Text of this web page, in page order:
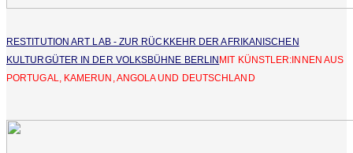
RESTITUTION ART LAB - ZUR RÜCKKEHR DER AFRIKANISCHEN
KULTURGÜTER IN DER VOLKSBÜHNE BERLIN MIT KÜNSTLER:INNEN AUS
PORTUGAL, KAMERUN, ANGOLA UND DEUTSCHLAND